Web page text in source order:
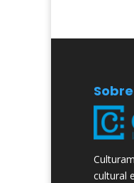
cultural